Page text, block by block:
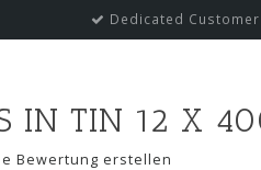
Dedicated Customer
IN TIN 12 X
Bewertung erstellen